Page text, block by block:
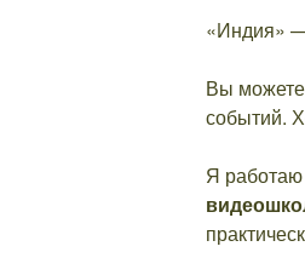
«Индия»
Вы можете
событий.
Я работаю